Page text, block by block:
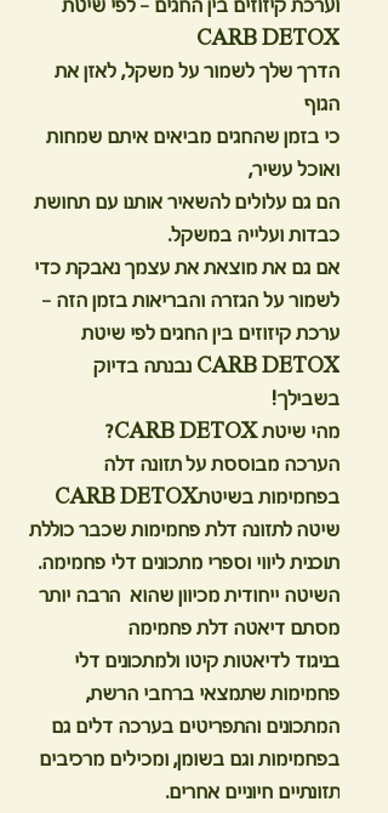
וערכת קיזוזים בין החגים – לפי שיטת
CARB DETOX
הדרך שלך לשמור על משקל, לאזן את
הגוף
כי בזמן שהחגים מביאים איתם שמחות
ואוכל עשיר,
הם גם עלולים להשאיר אותנו עם תחושת
כבדות ועלייה במשקל.
אם גם את מוצאת את עצמך נאבקת כדי
לשמור על הגזרה והבריאות בזמן הזה –
ערכת קיזוזים בין החגים לפי שיטת
CARB DETOX נבנתה בדיוק
בשבילך!
מהי שיטת CARB DETOX?
הערכה מבוססת על תזונה דלה
בפחמימות בשיטתCARB DETOX
שיטה לתזונה דלת פחמימות שכבר כוללת
תוכנית ליווי וספרי מתכונים דלי פחמימה.
השיטה ייחודית מכיוון שהוא הרבה יותר
מסתם דיאטה דלת פחמימה
בניגוד לדיאטות קיטו ולמתכונים דלי
פחמימות שתמצאי ברחבי הרשת,
המתכונים והתפריטים בערכה דלים גם
בפחמימות וגם בשומן, ומכילים מרכיבים
תזונתיים חיוניים אחרים.